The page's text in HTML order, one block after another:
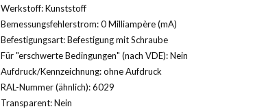
Werkstoff: Kunststoff
Bemessungsfehlerstrom: 0 Milliampère (mA)
Befestigungsart: Befestigung mit Schraube
Für "erschwerte Bedingungen" (nach VDE): Nein
Aufdruck/Kennzeichnung: ohne Aufdruck
RAL-Nummer (ähnlich): 6029
Transparent: Nein